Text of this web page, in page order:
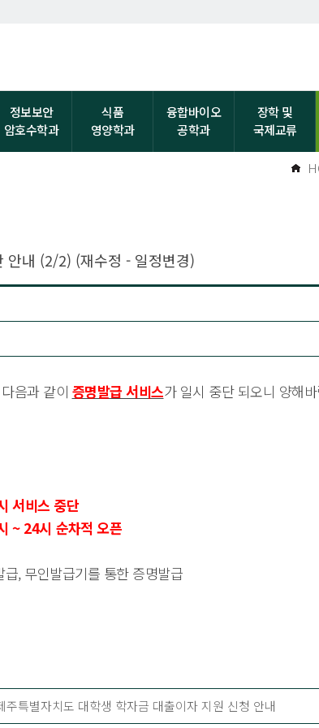
정보보안
암호수학과
식품
영양학과
융합바이오
공학과
장학 및
국제교류
안내 (2/2) (재수정 - 일정변경)
음과 같이 증명발급 서비스가 일시 중단 되오니 양해
서비스 중단
~ 24시 순차적 오픈
급, 무인발급기를 통한 증명발급
주특별자치도 대학생 학자금 대출이자 지원 신청 안내